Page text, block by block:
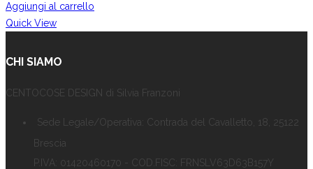
Aggiungi al carrello
Quick View
CHI SIAMO
CENTOCOSE DESIGN di Silvia Franzoni
Sede Legale/Operativa: Contrada del Cavalletto, 18, 25122
Brescia
P.IVA: 01420460170 - COD.FISC: FRNSLV63D63B157Y